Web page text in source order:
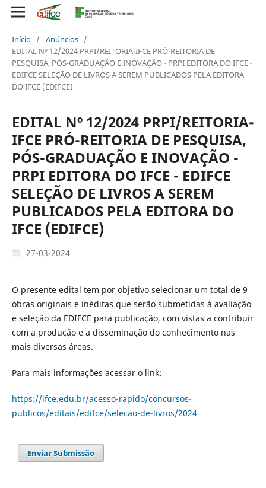
Início / Anúncios /
EDITAL Nº 12/2024 PRPI/REITORIA-IFCE PRÓ-REITORIA DE
PESQUISA, PÓS-GRADUAÇÃO E INOVAÇÃO - PRPI EDITORA DO IFCE -
EDIFCE SELEÇÃO DE LIVROS A SEREM PUBLICADOS PELA EDITORA
DO IFCE (EDIFCE)
EDITAL Nº 12/2024 PRPI/REITORIA-
IFCE PRÓ-REITORIA DE PESQUISA,
PÓS-GRADUAÇÃO E INOVAÇÃO -
PRPI EDITORA DO IFCE - EDIFCE
SELEÇÃO DE LIVROS A SEREM
PUBLICADOS PELA EDITORA DO
IFCE (EDIFCE)
27-03-2024
O presente edital tem por objetivo selecionar um total de 9
obras originais e inéditas que serão submetidas à avaliação
e seleção da EDIFCE para publicação, com vistas a contribuir
com a produção e a disseminação do conhecimento nas
mais diversas áreas.
Para mais informações acessar o link:
https://ifce.edu.br/acesso-rapido/concursos-
publicos/editais/edifce/selecao-de-livros/2024
Enviar Submissão